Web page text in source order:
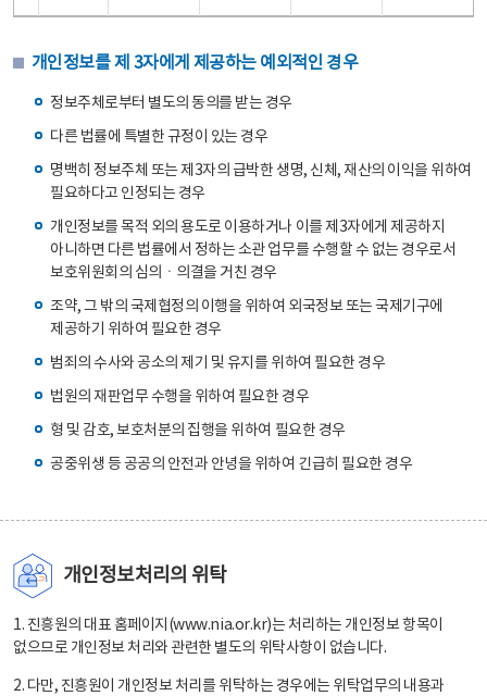
개인정보를 제 3자에게 제공하는 예외적인 경우
정보주체로부터 별도의 동의를 받는 경우
다른 법률에 특별한 규정이 있는 경우
명백히 정보주체 또는 제3자의 급박한 생명, 신체, 재산의 이익을 위하여
필요하다고 인정되는 경우
개인정보를 목적 외의 용도로 이용하거나 이를 제3자에게 제공하지
아니하면 다른 법률에서 정하는 소관 업무를 수행할 수 없는 경우로서
보호위원회의 심의ㆍ의결을 거친 경우
조약, 그 밖의 국제협정의 이행을 위하여 외국정보 또는 국제기구에
제공하기 위하여 필요한 경우
범죄의 수사와 공소의 제기 및 유지를 위하여 필요한 경우
법원의 재판업무 수행을 위하여 필요한 경우
형 및 감호, 보호처분의 집행을 위하여 필요한 경우
공중위생 등 공공의 안전과 안녕을 위하여 긴급히 필요한 경우
개인정보처리의 위탁
1. 진흥원의 대표 홈페이지(www.nia.or.kr)는 처리하는 개인정보 항목이
없으므로 개인정보 처리와 관련한 별도의 위탁사항이 없습니다.
2. 다만, 진흥원이 개인정보 처리를 위탁하는 경우에는 위탁업무의 내용과